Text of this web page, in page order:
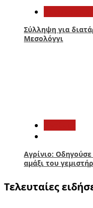
Σύλληψη για
Μεσολόγγι
Αγρίνιο:
αμάξι του
Τελευταίες